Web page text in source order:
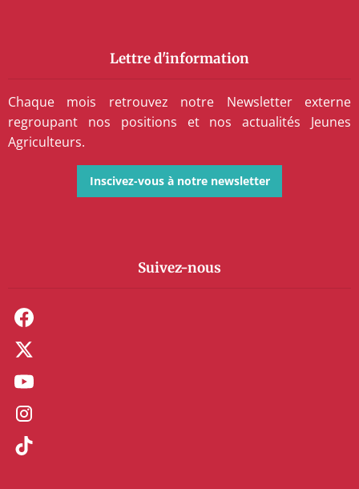
Lettre d'information
Chaque mois retrouvez notre Newsletter externe
regroupant nos positions et nos actualités Jeunes
Agriculteurs.
Inscivez-vous à notre newsletter
Suivez-nous